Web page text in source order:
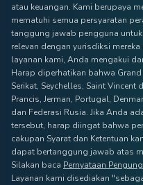
atau keuangan. Kami berupaya
mematuhi semua persyaratan
tanggung jawab pengguna
relevan dengan yurisdiksi
layanan kami, Anda mengakui
Harap diperhatikan bahwa
Serikat, Seychelles, Saint
Prancis, Jerman, Portugal,
dan Federasi Rusia. Jika Anda
tersebut, harap diingat bahwa
cakupan Syarat dan Ketentuan
dapat bertanggung jawab atas
Silakan baca Pernyataan
Layanan kami disediakan